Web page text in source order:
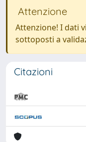
Attenzione
Attenzione! I dati
sottoposti a
Citazioni